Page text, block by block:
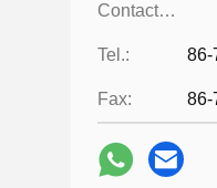
Contactpersonen:
Tel.: 86-
Fax: 86-